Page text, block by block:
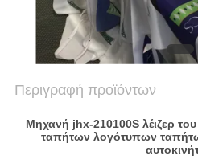
Περιγραφή προϊόντων
Μηχανή jhx-210100S λέιζερ
ταπήτων λογότυπων